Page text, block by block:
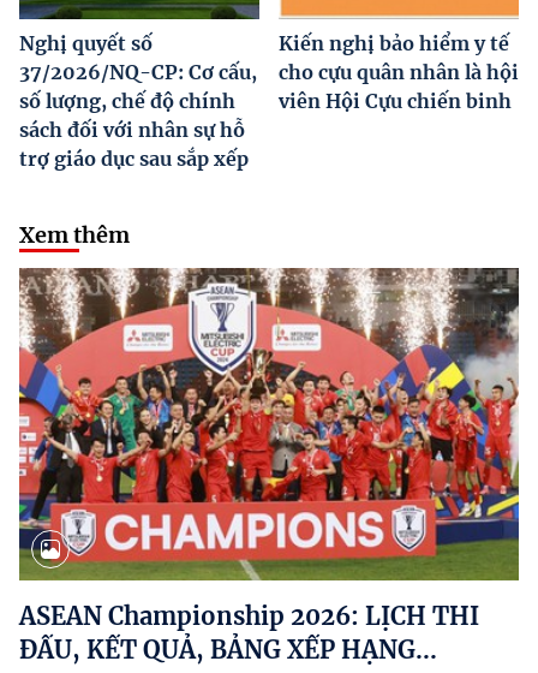
Nghị quyết số
37/2026/NQ-CP: Cơ cấu,
số lượng, chế độ chính
sách đối với nhân sự hỗ
trợ giáo dục sau sắp xếp
Kiến nghị bảo hiểm y tế
cho cựu quân nhân là hội
viên Hội Cựu chiến binh
Xem thêm
ASEAN Championship 2026: LỊCH THI
ĐẤU, KẾT QUẢ, BẢNG XẾP HẠNG...